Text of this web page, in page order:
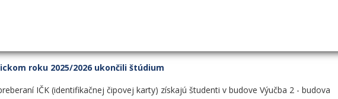
roku 2025/2026 ukončili štúdium
IČK (identifikačnej čipovej karty) získajú študenti v budove Výučba 2 - budova